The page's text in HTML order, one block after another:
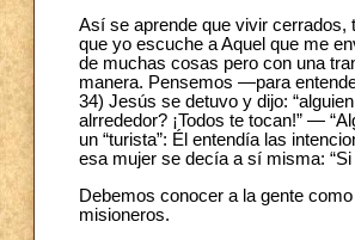
Así se aprende que vivir cerrados,
que yo escuche a Aquel que me
de muchas cosas pero con una
manera. Pensemos —para
34) Jesús se detuvo y dijo:
alrrededor? ¡Todos te tocan!” —
un “turista”: Él entendía las
esa mujer se decía a sí misma:
Debemos conocer a la gente
misioneros.